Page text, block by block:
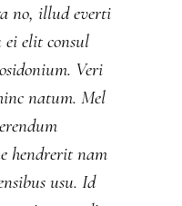
no, illud everti
ei elit consul
Veri
natum. Mel
hendrerit nam
usu. Id